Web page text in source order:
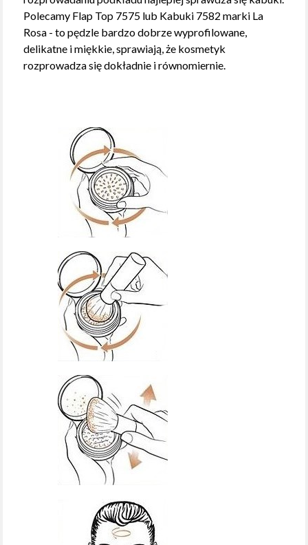
Polecamy Flap Top 7575 lub Kabuki 7582 marki La
Rosa - to pędzle bardzo dobrze wyprofilowane,
delikatne i miękkie, sprawiają, że kosmetyk
rozprowadza się dokładnie i równomiernie.